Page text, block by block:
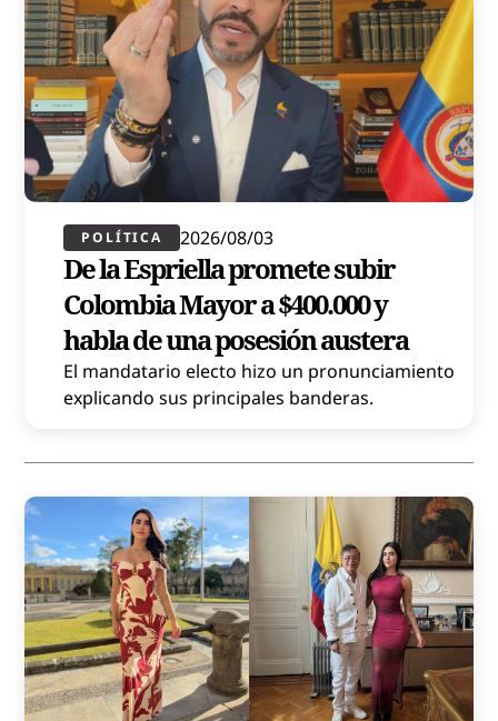
POLÍTICA​ 2026/08/03
De la Espriella promete subir
Colombia Mayor a $400.000 y
habla de una posesión austera
El mandatario electo hizo un pronunciamiento
explicando sus principales banderas.